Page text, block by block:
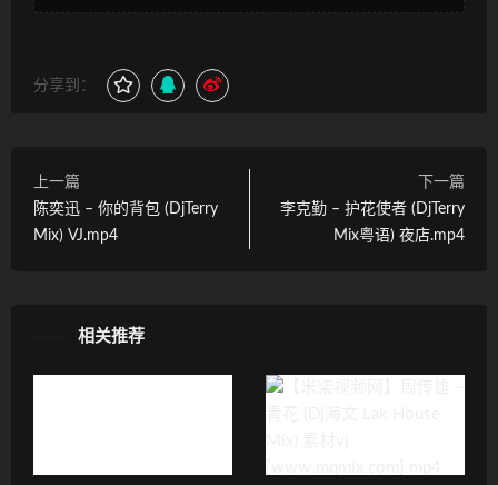
分享到：
上一篇
陈奕迅 – 你的背包 (DjTerry
Mix) VJ.mp4
下一篇
李克勤 – 护花使者 (DjTerry
Mix粤语) 夜店.mp4
相关推荐